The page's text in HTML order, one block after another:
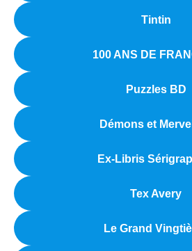
Tintin
100 ANS DE
Puzzles BD
Démons et
Ex-Libris
Tex Avery
Le Grand